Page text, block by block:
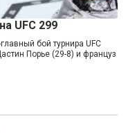
UFC 299
бой турнира UFC
Порье (29-8) и француз